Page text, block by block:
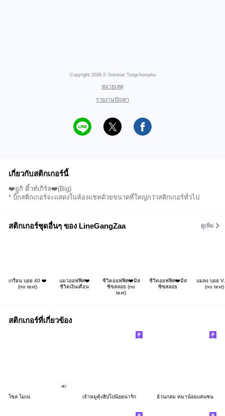
Copyright 2026 © Somkiat Tongchomphu
หมายเหตุ
รายงานปัญหา
เกี่ยวกับสติกเกอร์นี้
❤️ยูกิ คิ้วท์เกิร์ล❤️(Big)
* บิ๊กสติกเกอร์จะแสดงในห้องแชทด้วยขนาดที่ใหญ่กว่าสติกเกอร์ทั่วไป
สติกเกอร์ชุดอื่นๆ ของ LineGangZaa ดูเพิ่ม
เกรียน บอย 40 ❤️
(no text)
แมวออฟฟิศ❤️
ชีวิตเงินเดือน
ชีวิตออฟฟิศ❤️มิส
ซิซสลอธ (no
text)
ชีวิตออฟฟิศ❤️มิส
ซิซสลอธ
แมลง บอย
(no text)
สติกเกอร์ที่เกี่ยวข้อง
โซล โมเน่ เจ้าหมูดุ้งฮิปโปน้อยน่ารัก อ้วนกลม หมาน้อยแสนซน